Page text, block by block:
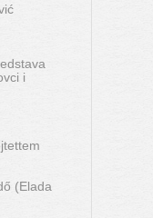
i
(Elada